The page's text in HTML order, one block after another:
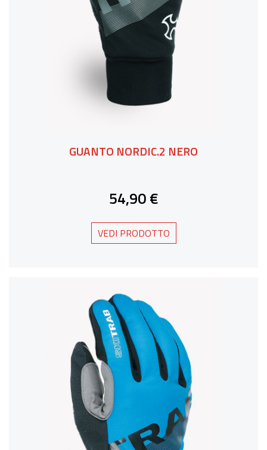
GUANTO NORDIC.2 NERO
54,90 €
VEDI PRODOTTO